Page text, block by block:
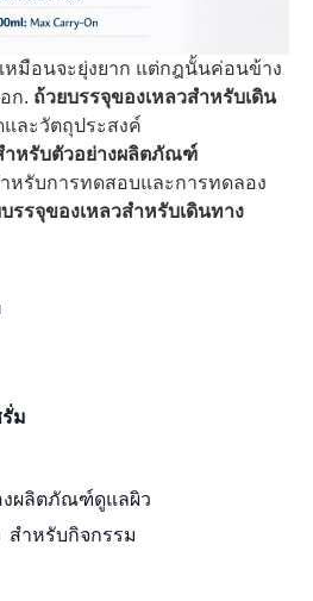
หมือนจะยุ่งยาก แต่กฎนั้นค่อนข้าง
ก. ถ้วยบรรจุของเหลวสำหรับเดิน
ละวัตถุประสงค์
ำหรับตัวอย่างผลิตภัณฑ์
หรับการทดสอบและการทดลอง
รรจุของเหลวสำหรับเดินทาง
ม
ผลิตภัณฑ์ดูแลผิว
สำหรับกิจกรรม